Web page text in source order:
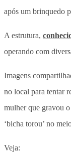
após um brinquedo
A estrutura,
operando com
Imagens
no local para tentar
mulher que gravou
‘bicha torou’ no
Veja: